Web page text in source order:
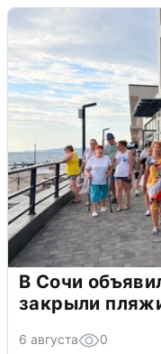
В Сочи
закрыли
6 августа 0